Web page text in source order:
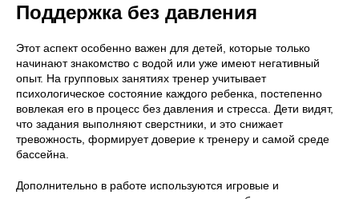
Поддержка без давления
Этот аспект особенно важен для детей, которые только
начинают знакомство с водой или уже имеют негативный
опыт. На групповых занятиях тренер учитывает
психологическое состояние каждого ребенка, постепенно
вовлекая его в процесс без давления и стресса. Дети видят,
что задания выполняют сверстники, и это снижает
тревожность, формирует доверие к тренеру и самой среде
бассейна.
Дополнительно в работе используются игровые и